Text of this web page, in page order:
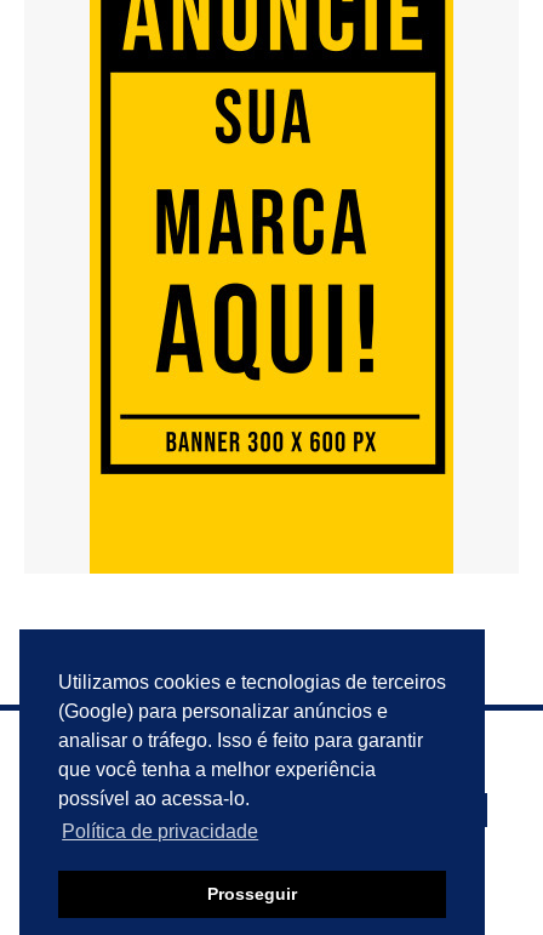
Utilizamos cookies e tecnologias de terceiros
(Google) para personalizar anúncios e
analisar o tráfego. Isso é feito para garantir
que você tenha a melhor experiência
possível ao acessa-lo.
Política de privacidade
Prosseguir
PRIVACIDADE ANUNCIE